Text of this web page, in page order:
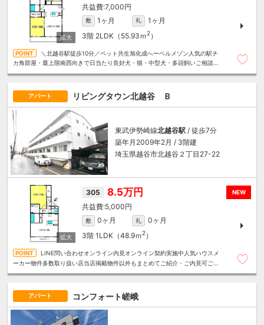
7,000円
敷 1ヶ月 礼
1ヶ月
3階 2LDK（55.93ｍ 2）
＼北越谷駅徒歩10分／ペット共生旭化成へーベルメゾン人気の駅チ
カ角部屋・最上階南西向きで日当たり良好犬・猫・中型犬・多頭飼いご相談く
アパート リビングタウン北越谷 Ｂ
東武伊勢崎線北越谷駅 / 徒歩7分
築年月2009年2月 / 3階建
埼玉県越谷市北越谷２丁目27-22
NEW
305 8.5万円
5,000円
敷 0ヶ月 礼
0ヶ月
3階 1LDK（48.9ｍ 2）
LINE問い合わせオンライン内見オンライン契約実施中人気ハウスメ
ーカー物件多数取り扱い店当店掲載物件以外もまとめてご紹介・ご内見可ご予
アパート コンフォート嵯峨